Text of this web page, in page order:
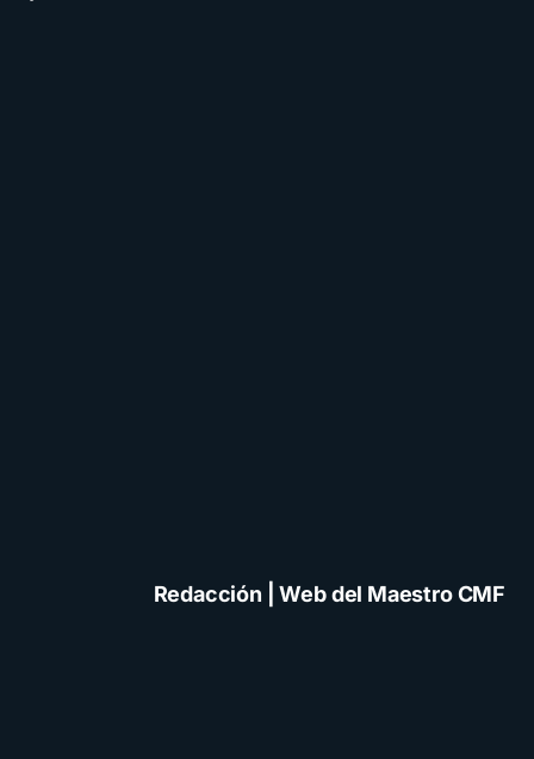
Redacción | Web del Maestro CMF